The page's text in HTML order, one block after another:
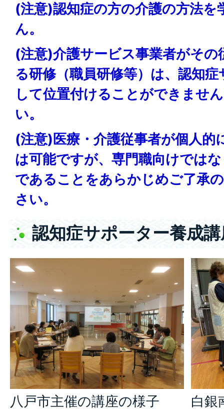
(注意)認知症の方の介護の方法
ん。
(注意)介護サービス事業者がその
る研修（職員研修等）は、認知
して位置付けることができませ
い。
(注意)医療・介護従事者が個人的
は可能ですが、専門職向けでは
であることをあらかじめご了承
さい。
認知症サポーター養成
八戸市主催の講座の様子
白銀